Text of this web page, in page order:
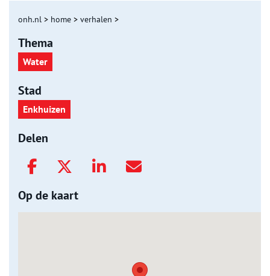
onh.nl > home > verhalen >
Thema
Water
Stad
Enkhuizen
Delen
Op de kaart